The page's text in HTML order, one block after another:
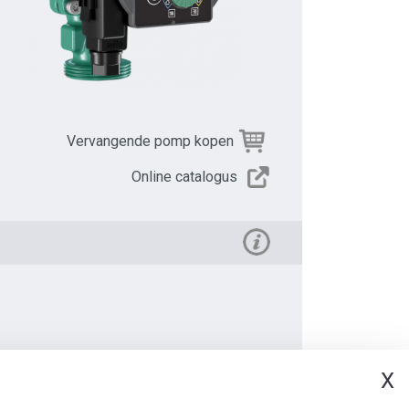
X
Vervangende pomp kopen
Online catalogus